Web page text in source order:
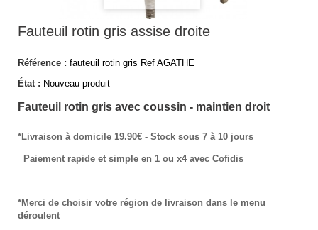
Fauteuil rotin gris assise droite
Référence : fauteuil rotin gris Ref AGATHE
État : Nouveau produit
Fauteuil rotin gris avec coussin - maintien droit
*Livraison à domicile 19.90€ - Stock sous 7 à 10 jours
Paiement rapide et simple en 1 ou x4 avec Cofidis
*Merci de choisir votre région de livraison dans le menu
déroulent